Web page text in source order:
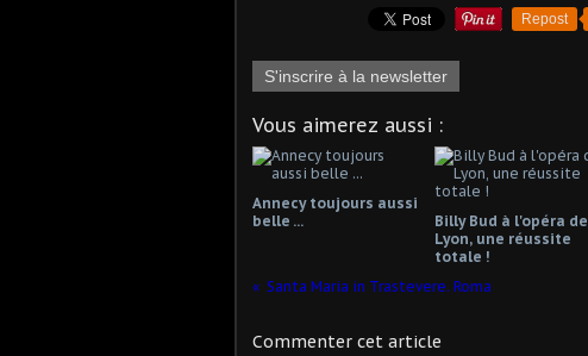
Repost
S'inscrire à la newsletter
Vous aimerez aussi :
Annecy toujours aussi
belle ...
Billy Bud à l'opéra de
Lyon, une réussite
totale !
Santa Maria in Trastevere. Roma
Commenter cet article